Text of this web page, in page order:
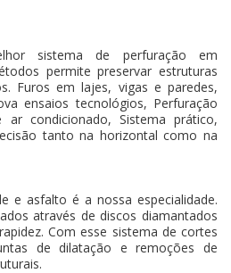
sistema de perfuração em
permite preservar estruturas
Furos em lajes, vigas e paredes,
ensaios tecnológios, Perfuração
ar condicionado, Sistema prático,
tanto na horizontal como na
e asfalto é a nossa especialidade.
através de discos diamantados
Com esse sistema de cortes
de dilatação e remoções de